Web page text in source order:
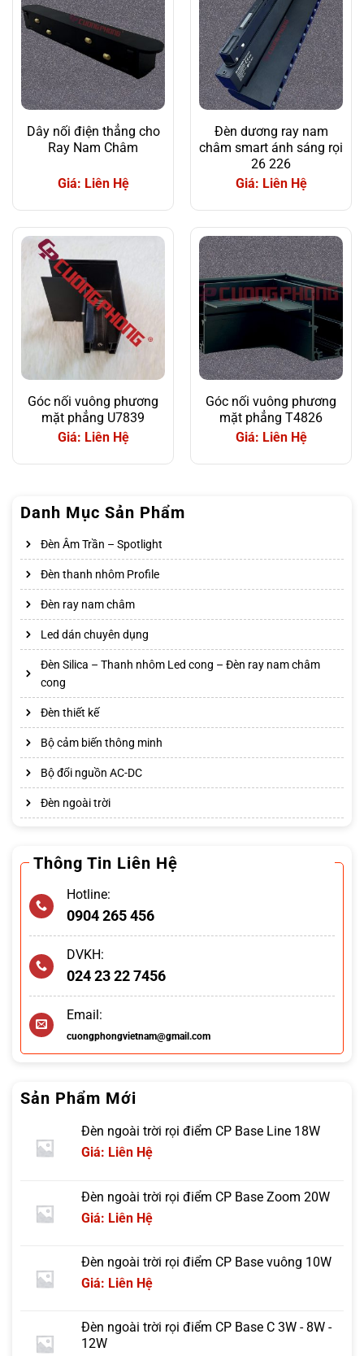
Dây nối điện thẳng cho
Ray Nam Châm
Giá: Liên Hệ
Đèn dương ray nam
châm smart ánh sáng rọi
26 226
Giá: Liên Hệ
Góc nối vuông phương
mặt phẳng U7839
Giá: Liên Hệ
Góc nối vuông phương
mặt phẳng T4826
Giá: Liên Hệ
Danh Mục Sản Phẩm
Đèn Âm Trần – Spotlight
Đèn thanh nhôm Profile
Đèn ray nam châm
Led dán chuyên dụng
Đèn Silica – Thanh nhôm Led cong – Đèn ray nam châm
cong
Đèn thiết kế
Bộ cảm biến thông minh
Bộ đổi nguồn AC-DC
Đèn ngoài trời
Thông Tin Liên Hệ
Hotline:
0904 265 456
DVKH:
024 23 22 7456
Email:
cuongphongvietnam@gmail.com
Sản Phẩm Mới
Đèn ngoài trời rọi điểm CP Base Line 18W
Giá: Liên Hệ
Đèn ngoài trời rọi điểm CP Base Zoom 20W
Giá: Liên Hệ
Đèn ngoài trời rọi điểm CP Base vuông 10W
Giá: Liên Hệ
Đèn ngoài trời rọi điểm CP Base C 3W - 8W -
12W